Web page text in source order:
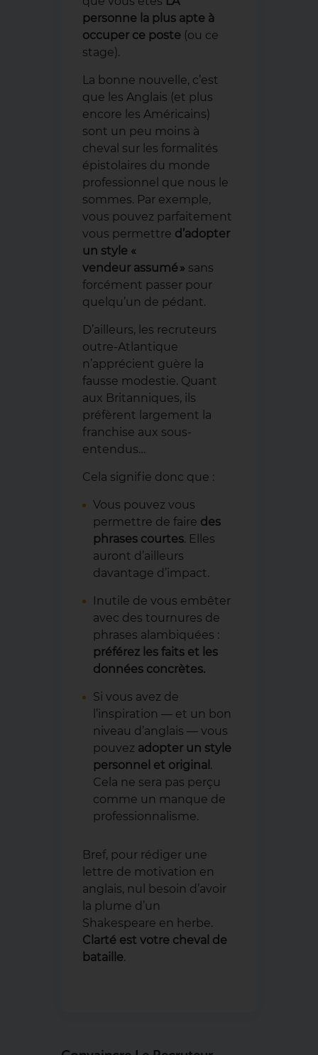
personne la plus apte à
occuper ce poste (ou ce
stage).
La bonne nouvelle, c’est
que les Anglais (et plus
encore les Américains)
sont un peu moins à
cheval sur les formalités
épistolaires du monde
professionnel que nous le
sommes. Par exemple,
vous pouvez parfaitement
vous permettre d’adopter
un style «
vendeur assumé » sans
forcément passer pour
quelqu’un de pédant.
D’ailleurs, les recruteurs
outre-Atlantique
n’apprécient guère la
fausse modestie. Quant
aux Britanniques, ils
préfèrent largement la
franchise aux sous-
entendus…
Cela signifie donc que :
Vous pouvez vous
permettre de faire des
phrases courtes. Elles
auront d’ailleurs
davantage d’impact.
Inutile de vous embêter
avec des tournures de
phrases alambiquées :
préférez les faits et les
données concrètes.
Si vous avez de
l’inspiration — et un bon
niveau d’anglais — vous
pouvez adopter un style
personnel et original .
Cela ne sera pas perçu
comme un manque de
professionnalisme.
Bref, pour rédiger une
lettre de motivation en
anglais, nul besoin d’avoir
la plume d’un
Shakespeare en herbe.
Clarté est votre cheval de
bataille.